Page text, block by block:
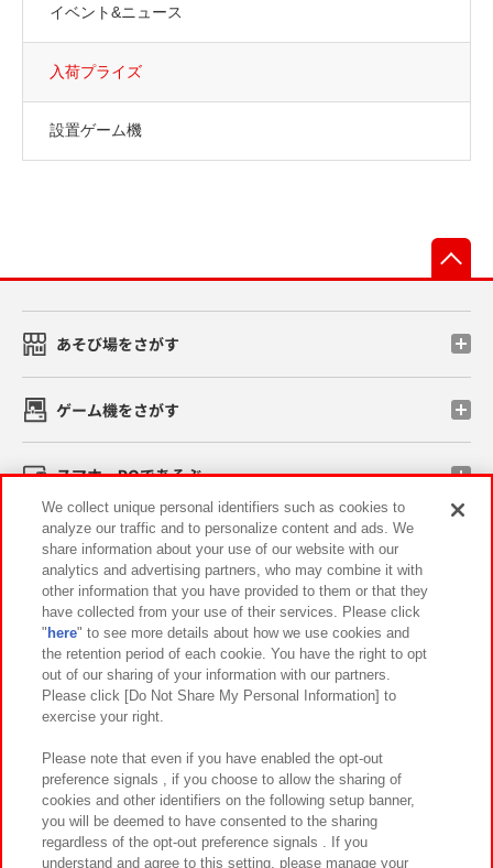
イベント&ニュース
入荷プライズ
設置ゲーム機
あそび場をさがす
ゲーム機をさがす
スマホ・PCであそぶ
イベント・キャンペーン
関連会社 サステナビリティ サイトポリシー
プライバシーポリシー ウェブアクセシビリティ方針と検証結果
お取引先さまとともに
カスタマーハラスメント対応方針 よくあるご質問・お問い合わせ
We collect unique personal identifiers such as cookies to
analyze our traffic and to personalize content and ads. We
share information about your use of our website with our
analytics and advertising partners, who may combine it with
other information that you have provided to them or that they
have collected from your use of their services. Please click
" here" to see more details about how we use cookies and
the retention period of each cookie. You have the right to opt
out of our sharing of your information with our partners.
Please click [Do Not Share My Personal Information] to
exercise your right.
Please note that even if you have enabled the opt-out
preference signals , if you choose to allow the sharing of
cookies and other identifiers on the following setup banner,
you will be deemed to have consented to the sharing
regardless of the opt-out preference signals . If you
understand and agree to this setting, please manage your